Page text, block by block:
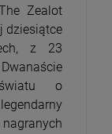
Zealot
dziesiątce
z 23
światu o
nagranych